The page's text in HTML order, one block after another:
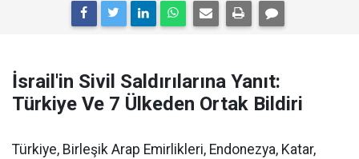
İsrail'in Sivil Saldırılarına Yanıt:
Türkiye Ve 7 Ülkeden Ortak Bildiri
Türkiye, Birleşik Arap Emirlikleri, Endonezya, Katar,